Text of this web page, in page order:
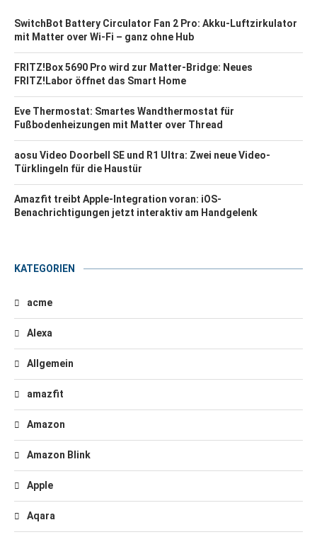
SwitchBot Battery Circulator Fan 2 Pro: Akku-Luftzirkulator
mit Matter over Wi-Fi – ganz ohne Hub
FRITZ!Box 5690 Pro wird zur Matter-Bridge: Neues
FRITZ!Labor öffnet das Smart Home
Eve Thermostat: Smartes Wandthermostat für
Fußbodenheizungen mit Matter over Thread
aosu Video Doorbell SE und R1 Ultra: Zwei neue Video-
Türklingeln für die Haustür
Amazfit treibt Apple-Integration voran: iOS-
Benachrichtigungen jetzt interaktiv am Handgelenk
KATEGORIEN
acme
Alexa
Allgemein
amazfit
Amazon
Amazon Blink
Apple
Aqara